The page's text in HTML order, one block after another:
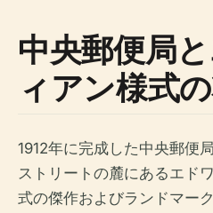
中央郵便局
ィアン様式
1912年に完成した中央郵便
ストリートの麓にあるエド
式の傑作およびランドマー